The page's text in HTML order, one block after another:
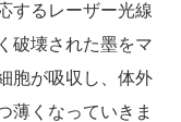
するレーザー光線
破壊された墨をマ
胞が吸収し、体外
薄くなっていきま